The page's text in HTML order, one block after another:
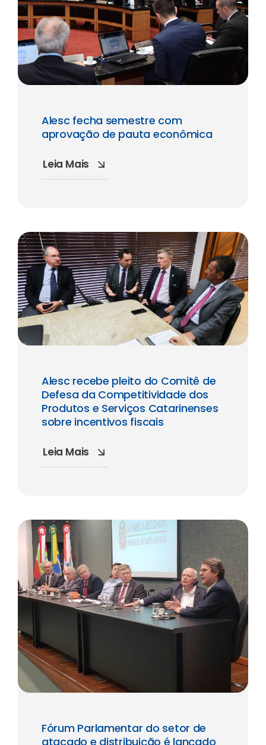
Alesc fecha semestre com
aprovação de pauta econômica
Leia Mais
Alesc recebe pleito do Comitê de
Defesa da Competitividade dos
Produtos e Serviços Catarinenses
sobre incentivos fiscais
Leia Mais
Fórum Parlamentar do setor de
atacado e distribuição é lançado